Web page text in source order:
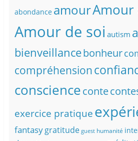
abondance amourAmour
Amour de soi autism
bienveillancebonheur
compréhension
conscienceconte
exercice pratique
fantasy gratitude guest humanité